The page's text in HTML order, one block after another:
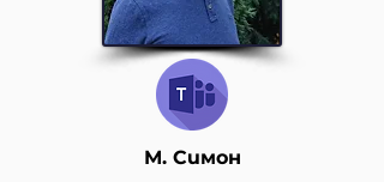
М. Симон